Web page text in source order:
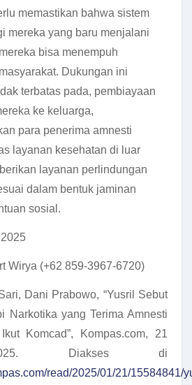
memastikan bahwa sistem
mereka yang baru menjalani
bisa menempuh
Dukungan ini
terbatas pada, pembiayaan
ke keluarga,
para penerima amnesti
layanan kesehatan di luar
layanan perlindungan
dalam bentuk jaminan
sosial.
Wirya (+62 859-3967-6720)
Dani Prabowo, “Yusril Sebut
Narkotika yang Terima Amnesti
Komcad”, Kompas.com, 21
Diakses di
read/2025/01/21/15584841/